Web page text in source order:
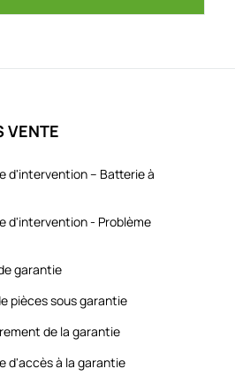
VENTE
d'intervention – Batterie à
d'intervention - Problème
garantie
pièces sous garantie
de la garantie
d'accès à la garantie